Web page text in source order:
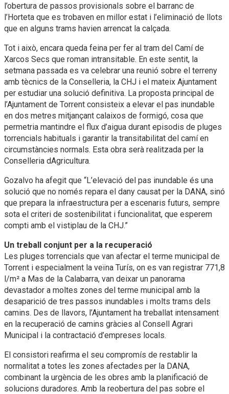
l’obertura de passos provisionals sobre el barranc de
l’Horteta que es trobaven en millor estat i l’eliminació de llots
que en alguns trams havien arrencat la calçada.
Tot i això, encara queda feina per fer al tram del Camí de
Xarcos Secs que roman intransitable. En este sentit, la
setmana passada es va celebrar una reunió sobre el terreny
amb tècnics de la Conselleria, la CHJ i el mateix Ajuntament
per estudiar una solució definitiva. La proposta principal de
l’Ajuntament de Torrent consisteix a elevar el pas inundable
en dos metres mitjançant calaixos de formigó, cosa que
permetria mantindre el flux d’aigua durant episodis de pluges
torrencials habituals i garantir la transitabilitat del camí en
circumstàncies normals. Esta obra serà realitzada per la
Conselleria dAgricultura.
Gozalvo ha afegit que “L’elevació del pas inundable és una
solució que no només repara el dany causat per la DANA, sinó
que prepara la infraestructura per a escenaris futurs, sempre
sota el criteri de sostenibilitat i funcionalitat, que esperem
compti amb el vistiplau de la CHJ.”
Un treball conjunt per a la recuperació
Les pluges torrencials que van afectar el terme municipal de
Torrent i especialment la veïna Turís, on es van registrar 771,8
l/m² a Mas de la Calabarra, van deixar un panorama
devastador a moltes zones del terme municipal amb la
desaparició de tres passos inundables i molts trams dels
camins. Des de llavors, l’Ajuntament ha treballat intensament
en la recuperació de camins gràcies al Consell Agrari
Municipal i la contractació d’empreses locals.
El consistori reafirma el seu compromís de restablir la
normalitat a totes les zones afectades per la DANA,
combinant la urgència de les obres amb la planificació de
solucions duradores. Amb la reobertura del pas sobre el